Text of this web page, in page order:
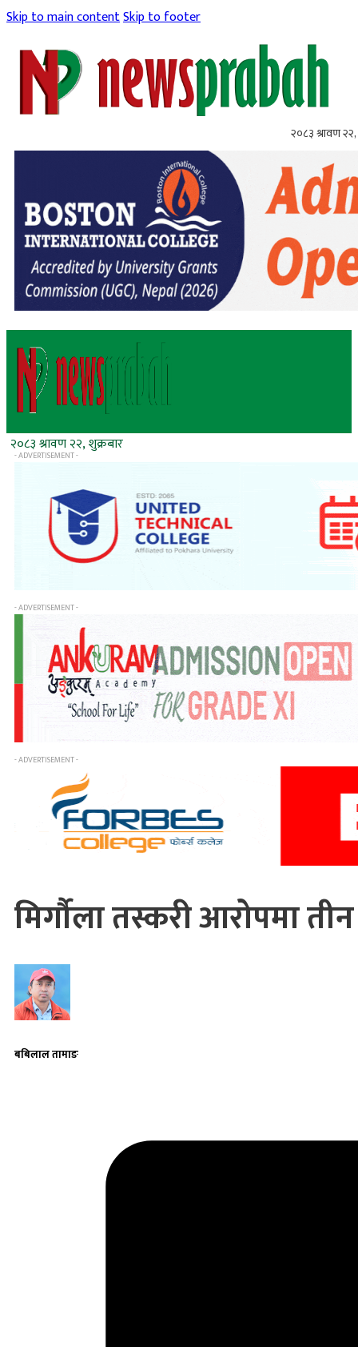
Skip to main contentSkip to footer
२०८३ श्रावण २२,
२०८३ श्रावण २२, शुक्रबार
- ADVERTISEMENT -
- ADVERTISEMENT -
- ADVERTISEMENT -
मिर्गौला तस्करी आरोपमा
बबिलाल तामाङ